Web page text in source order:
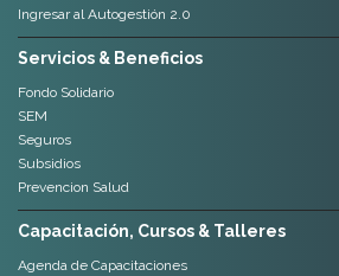
Ingresar al Autogestión 2.0
Servicios & Beneficios
Fondo Solidario
SEM
Seguros
Subsidios
Prevencion Salud
Capacitación, Cursos & Talleres
Agenda de Capacitaciones